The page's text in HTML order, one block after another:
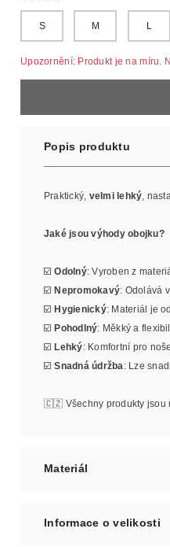
S M L
Upozornění: Produkt je na míru.
Popis produktu
Praktický, velmi lehký ,
Jaké jsou výhody obojku?
☑️Odolný: Vyroben z
☑️Nepromokavý: Odolává
☑️Hygienický: Materiál je
☑️Pohodlný: Měkký a
☑️Lehký: Komfortní pro
☑️Snadná údržba : Lze
🇨🇿 Všechny produkty jsou
Materiál
Informace o velikosti